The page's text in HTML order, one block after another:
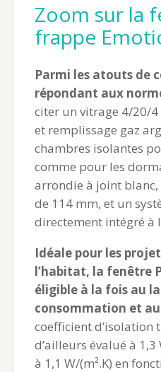
Zoom sur la
frappe
Parmi les atouts de
répondant aux
citer un vitrage 4/20/
et remplissage gaz
chambres isolantes
comme pour les
arrondie à joint
de 114 mm, et un
directement intégré à
Idéale pour les
l’habitat, la fenêtre
éligible à la fois au
consommation et
coefficient d’isolation
d’ailleurs évalué à 1,3
à 1,1 W/(m².K) en